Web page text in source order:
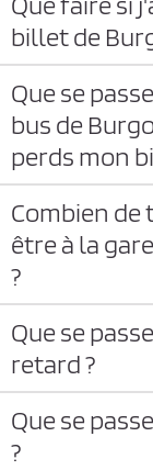
billet de
Que se
bus de
perds mon
Combien de
être à la
?
Que se
retard ?
Que se
?